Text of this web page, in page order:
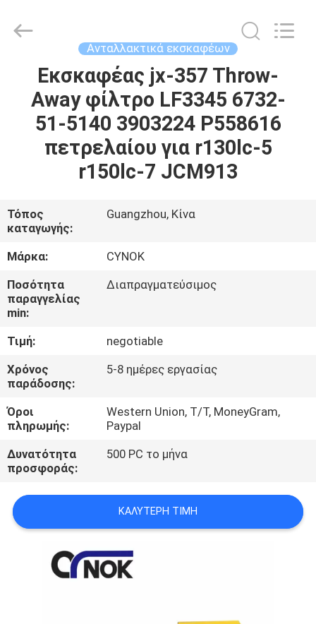
ΣΠΊΤΙ
ΠΡΟΪΌΝΤΑ
ΠΕΡΊΠΟΥ
ΓΎΡΟΣ
ΕΡΓΟΣΤΑΣΊΩΝ
ΠΟΙΟΤΙΚΌΣ
ΜΑΣ
ΕΛΆΤΕ
ΣΕ
ΕΠΑΦΉ
ΜΕ
ΕΙΔΉΣΕΙΣ
ΖΗΤΉΣΤΕ
Trade
Ανταλλακτικά εκσκαφέων
Εκσκαφέας jx-357 Throw-
Away φίλτρο LF3345 6732-
51-5140 3903224 P558616
πετρελαίου για r130lc-5
r150lc-7 JCM913
Τόπος
καταγωγής:
Guangzhou, Κίνα
Μάρκα:
CYNOK
Ποσότητα
παραγγελίας
min:
Διαπραγματεύσιμος
Τιμή:
negotiable
Χρόνος
παράδοσης:
5-8 ημέρες εργασίας
Όροι
πληρωμής:
Western Union, T/T, MoneyGram,
Paypal
Δυνατότητα
προσφοράς:
500 PC το μήνα
ΚΑΛΎΤΕΡΗ ΤΙΜΉ